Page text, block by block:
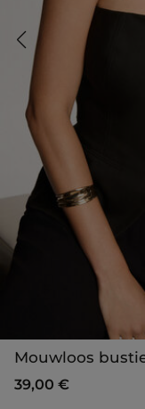
Mouwloos
39,00 €